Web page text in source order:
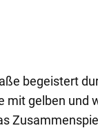
begeistert
mit gelben und